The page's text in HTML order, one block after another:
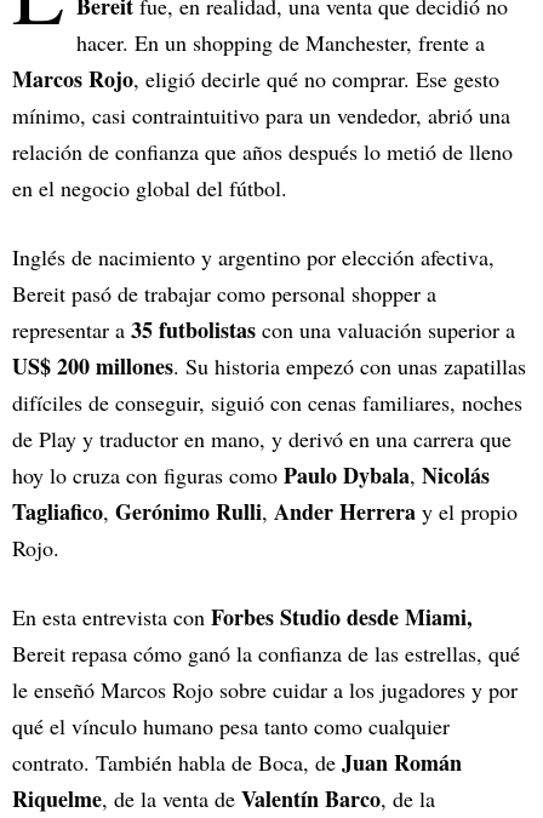
fue, en realidad, una venta que decidió no
hacer. En un shopping de Manchester, frente a
Marcos Rojo, eligió decirle qué no comprar. Ese gesto
mínimo, casi contraintuitivo para un vendedor, abrió una
relación de confianza que años después lo metió de lleno
en el negocio global del fútbol.
Inglés de nacimiento y argentino por elección afectiva,
Bereit pasó de trabajar como personal shopper a
representar a 35 futbolistas con una valuación superior a
US$ 200 millones. Su historia empezó con unas zapatillas
difíciles de conseguir, siguió con cenas familiares, noches
de Play y traductor en mano, y derivó en una carrera que
hoy lo cruza con figuras como Paulo Dybala, Nicolás
Tagliafico, Gerónimo Rulli, Ander Herrera y el propio
Rojo.
En esta entrevista con Forbes Studio desde Miami,
Bereit repasa cómo ganó la confianza de las estrellas, qué
le enseñó Marcos Rojo sobre cuidar a los jugadores y por
qué el vínculo humano pesa tanto como cualquier
contrato. También habla de Boca, de Juan Román
Riquelme, de la venta de Valentín Barco, de la